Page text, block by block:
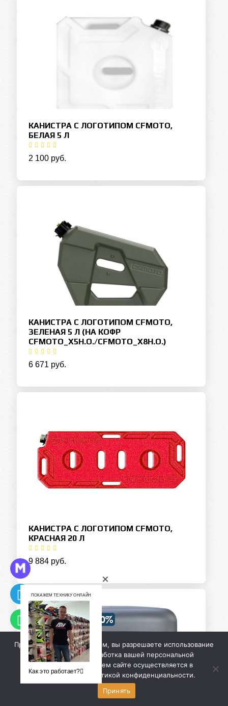
КАНИСТРА С ЛОГОТИПОМ CFMOTO,
БЕЛАЯ 5 Л
2 100 руб.
КАНИСТРА С ЛОГОТИПОМ CFMOTO,
ЗЕЛЕНАЯ 5 Л (НА КОФР
CFMOTO_X5H.O./CFMOTO_X8H.O.)
6 671 руб.
КАНИСТРА С ЛОГОТИПОМ CFMOTO,
КРАСНАЯ 20 Л
9 884 руб.
Продолжая работу с сайтом, вы разрешаете использование
cookie-файлов. Обработка вашей персональной
информации на нашем сайте осуществляется в
соответствии с
политикой конфиденциальности.
Принять
ПОКАЖЕМ ТЕХНИКУ ОНЛАЙН
Как это работает?